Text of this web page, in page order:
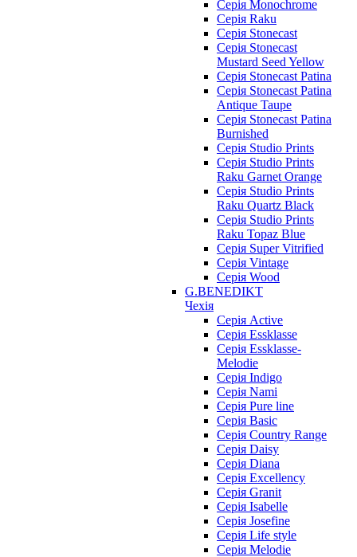
Серія Monochrome
Серія Raku
Серія Stonecast
Серія Stonecast
Mustard Seed Yellow
Серія Stonecast Patina
Серія Stonecast Patina
Antique Taupe
Серія Stonecast Patina
Burnished
Серія Studio Prints
Серія Studio Prints
Raku Garnet Orange
Серія Studio Prints
Raku Quartz Black
Серія Studio Prints
Raku Topaz Blue
Серія Super Vitrified
Серія Vintage
Серія Wood
G.BENEDIKT
Чехія
Cерія Active
Cерія Essklasse
Cерія Essklasse-
Melodie
Cерія Indigo
Cерія Nami
Cерія Pure line
Серія Basic
Серія Country Range
Серія Daisy
Серія Diana
Серія Excellency
Серія Granit
Серія Isabelle
Серія Josefine
Серія Life style
Серія Melodie